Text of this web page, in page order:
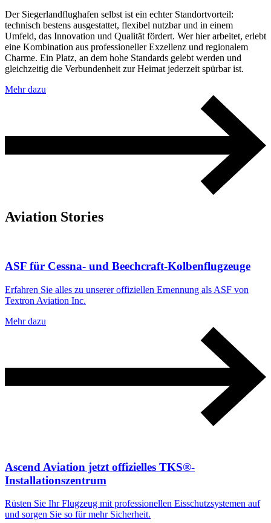
Der Siegerlandflughafen selbst ist ein echter Standortvorteil:
technisch bestens ausgestattet, flexibel nutzbar und in einem
Umfeld, das Innovation und Qualität fördert. Wer hier arbeitet, erlebt
eine Kombination aus professioneller Exzellenz und regionalem
Charme. Ein Platz, an dem hohe Standards gelebt werden und
gleichzeitig die Verbundenheit zur Heimat jederzeit spürbar ist.
Mehr dazu
Aviation Stories
ASF für Cessna- und Beechcraft-Kolbenflugzeuge
Erfahren Sie alles zu unserer offiziellen Ernennung als ASF von
Textron Aviation Inc.
Mehr dazu
Ascend Aviation jetzt offizielles TKS®-
Installationszentrum
Rüsten Sie Ihr Flugzeug mit professionellen Eisschutzsystemen auf
und sorgen Sie so für mehr Sicherheit.